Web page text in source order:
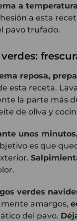
a
a esta
pavo trufado.
verdes:
reposa,
esta receta.
la parte más
de oliva y
unos
es que
verdes
amargos,
del pavo.